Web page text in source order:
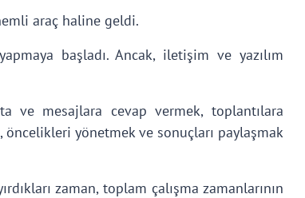
araç haline geldi.
başladı. Ancak, iletişim ve yazılım
ve mesajlara cevap vermek, toplantılara
yönetmek ve sonuçları paylaşmak
zaman, toplam çalışma zamanlarının